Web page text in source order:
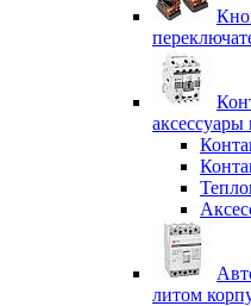
литом